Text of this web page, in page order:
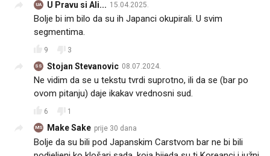
UA U Pravu si Ali... 15.04.2025.
Bolje bi im bilo da su ih Japanci okupirali. U svim
segmentima.
9 3
SS Stojan Stevanovic 08.07.2024.
Ne vidim da se u tekstu tvrdi suprotno, ili da se (bar po
ovom pitanju) daje ikakav vrednosni sud.
6 1
MS Make Sake prije 30 dana
Bolje da su bili pod Japanskim Carstvom bar ne bi bili